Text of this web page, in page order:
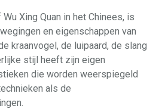
Xing Quan in het Chinees, is
en eigenschappen van
kraanvogel, de luipaard, de slang
stijl heeft zijn eigen
die worden weerspiegeld
als de